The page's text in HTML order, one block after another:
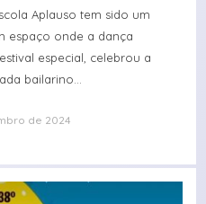
Aplauso tem sido um
espaço onde a dança
especial, celebrou a
bailarino...
de 2024